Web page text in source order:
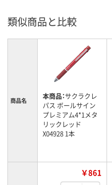
類似商品と比較
商品名 本商品：サクラクレ
パス ボールサイン
プレミアム4*1メタ
リックレッド
X04928 1本
￥861